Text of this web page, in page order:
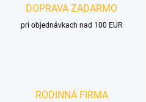
DOPRAVA ZADARMO
pri objednávkach nad 100 EUR
RODINNÁ FIRMA